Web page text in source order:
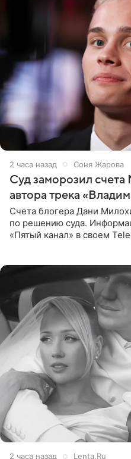
2 часа назад Соня Жарова
Суд заморозил
автора трека
Счета блогера Дани
по решению суда.
«Пятый канал» в своем
2 часа назад Lenta.Ru